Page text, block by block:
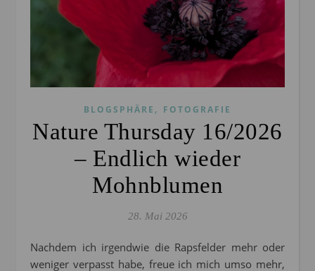
BLOGSPHÄRE , FOTOGRAFIE
Nature Thursday 16/2026
– Endlich wieder
Mohnblumen
28. Mai 2026
Nachdem ich irgendwie die Rapsfelder mehr oder
weniger verpasst habe, freue ich mich umso mehr,